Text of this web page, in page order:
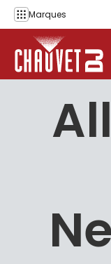
Aller au contenu
Marques